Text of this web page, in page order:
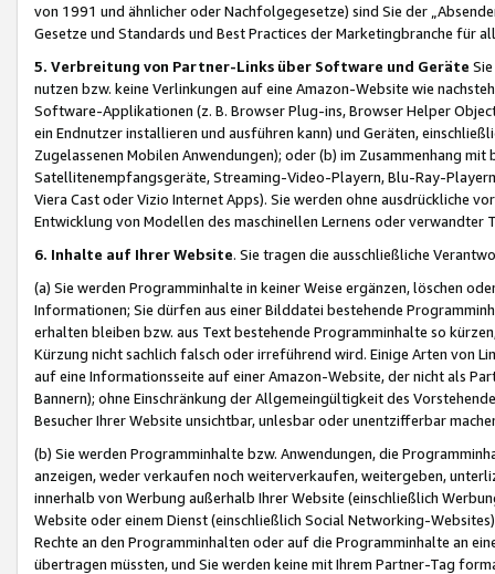
von 1991 und ähnlicher oder Nachfolgegesetze) sind Sie der
Gesetze und Standards und Best Practices der Marketingbranche für
5. Verbreitung von Partner-Links über Software und Geräte
nutzen bzw. keine Verlinkungen auf eine Amazon-Website wie
Software-Applikationen (z. B. Browser Plug-ins, Browser Helper
ein Endnutzer installieren und ausführen kann) und Geräten,
Zugelassenen Mobilen Anwendungen); oder (b) im Zusammenhang
Satellitenempfangsgeräte, Streaming-Video-Playern, Blu-Ray-
Viera Cast oder Vizio Internet Apps). Sie werden ohne ausdrückliche
Entwicklung von Modellen des maschinellen Lernens oder
6. Inhalte auf Ihrer Website. Sie tragen die ausschließliche
(a) Sie werden Programminhalte in keiner Weise ergänzen, löschen
Informationen; Sie dürfen aus einer Bilddatei bestehende
erhalten bleiben bzw. aus Text bestehende Programminhalte so
Kürzung nicht sachlich falsch oder irreführend wird. Einige Arten von
auf eine Informationsseite auf einer Amazon-Website, der nicht als
Bannern); ohne Einschränkung der Allgemeingültigkeit des
Besucher Ihrer Website unsichtbar, unlesbar oder unentzifferbar
(b) Sie werden Programminhalte bzw. Anwendungen, die
anzeigen, weder verkaufen noch weiterverkaufen, weitergeben,
innerhalb von Werbung außerhalb Ihrer Website (einschließlich
Website oder einem Dienst (einschließlich Social Networking-
Rechte an den Programminhalten oder auf die Programminhalte an
übertragen müssten, und Sie werden keine mit Ihrem Partner-Tag